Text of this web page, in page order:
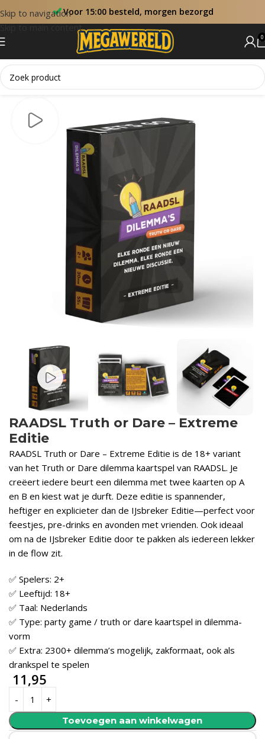
Skip to navigation
Skip to main content
Voor 15:00 besteld, morgen bezorgd
0
Home Fun & Games
RAADSL Truth or Dare – Extreme
Editie
RAADSL Truth or Dare – Extreme Editie is de 18+ variant
van het Truth or Dare dilemma kaartspel van RAADSL. Je
creëert iedere beurt een dilemma met twee kaarten op A
en B en kiest wat je durft. Deze editie is spannender,
heftiger en explicieter dan de IJsbreker Editie—perfect voor
feestjes, pre-drinks en avonden met vrienden. Ook ideaal
om na de IJsbreker Editie door te pakken als iedereen lekker
in de flow zit.
✅ Spelers: 2+
✅ Leeftijd: 18+
✅ Taal: Nederlands
✅ Type: party game / truth or dare kaartspel in dilemma-
vorm
✅ Extra: 2300+ dilemma’s mogelijk, zakformaat, ook als
drankspel te spelen
11,95
Toevoegen aan winkelwagen